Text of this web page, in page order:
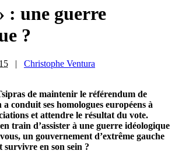
: une guerre
?
| Christophe Ventura
de maintenir le référendum de
conduit ses homologues européens à
et attendre le résultat du vote.
train d’assister à une guerre idéologique
un gouvernement d’extrême gauche
survivre en son sein ?